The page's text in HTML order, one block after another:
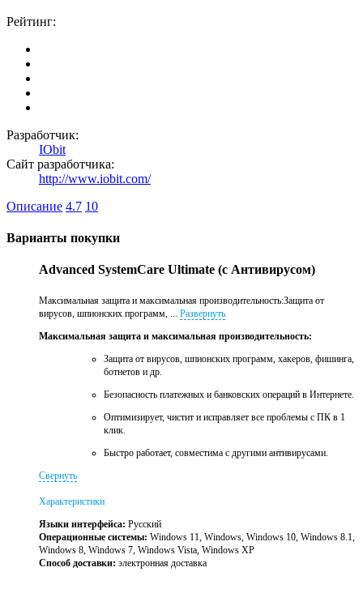
Рейтинг:
Разработчик:
IObit
Сайт разработчика:
http://www.iobit.com/
Описание 4.7 10
Варианты покупки
Advanced SystemCare Ultimate (с Антивирусом)
Максимальная защита и максимальная производительность:Защита от
вирусов, шпионских программ, ... Развернуть
Максимальная защита и максимальная производительность:
Защита от вирусов, шпионских программ, хакеров, фишинга,
ботнетов и др.
Безопасность платежных и банковских операций в Интернете.
Оптимизирует, чистит и исправляет все проблемы с ПК в 1
клик.
Быстро работает, совместима с другими антивирусами.
Свернуть
Характеристики
Языки интерфейса: Русский
Операционные системы: Windows 11, Windows, Windows 10, Windows 8.1,
Windows 8, Windows 7, Windows Vista, Windows XP
Способ доставки: электронная доставка